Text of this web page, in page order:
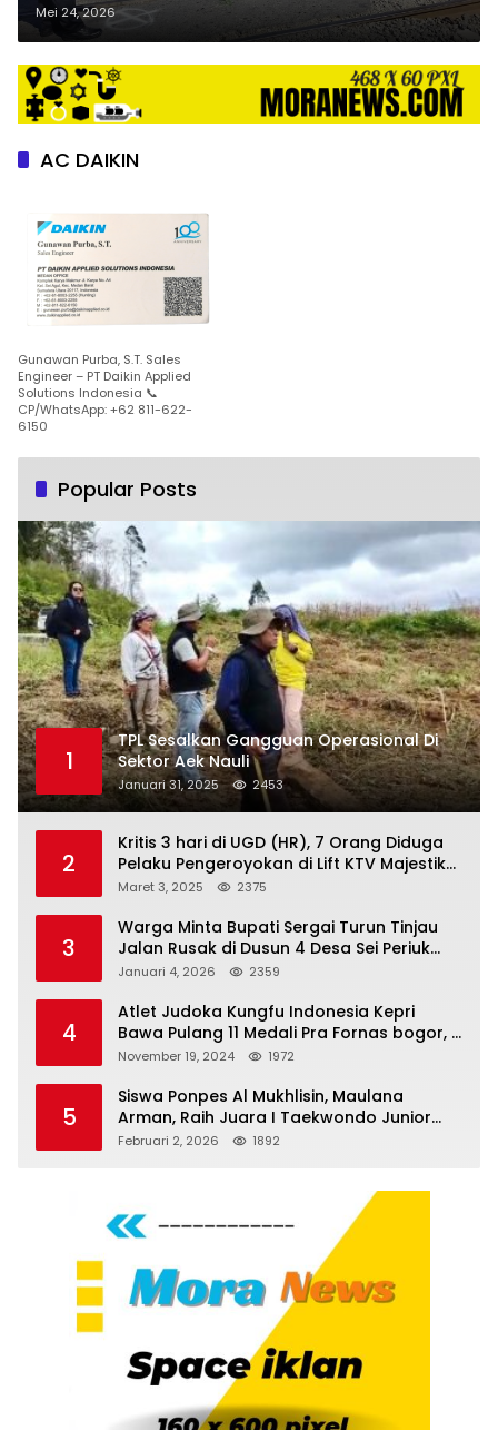
K. Api dan Amankan TKP
Mei 24, 2026
AC DAIKIN
Gunawan Purba, S.T. Sales
Engineer – PT Daikin Applied
Solutions Indonesia 📞
CP/WhatsApp: +62 811-622-
6150
Popular Posts
1
TPL Sesalkan Gangguan Operasional Di
Sektor Aek Nauli
Januari 31, 2025 2453
2
Kritis 3 hari di UGD (HR), 7 Orang Diduga
Pelaku Pengeroyokan di Lift KTV Majestik
Melenggang Bebas, Kantor Hukum JAP
Tanjungpinang
Maret 3, 2025 2375
3
Warga Minta Bupati Sergai Turun Tinjau
Jalan Rusak di Dusun 4 Desa Sei Periuk
Serdang Bedagai
Januari 4, 2026 2359
4
Atlet Judoka Kungfu Indonesia Kepri
Bawa Pulang 11 Medali Pra Fornas bogor, 3
Emas dan 8 Perunggu.
November 19, 2024 1972
5
Siswa Ponpes Al Mukhlisin, Maulana
Arman, Raih Juara I Taekwondo Junior
Putra di Riau National Championship 2026
Februari 2, 2026 1892